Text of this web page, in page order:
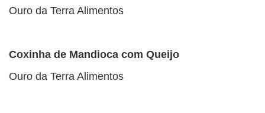
Ouro da Terra Alimentos
Coxinha de Mandioca com Queijo
Ouro da Terra Alimentos